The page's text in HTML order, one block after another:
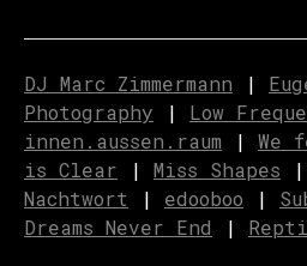
DJ Marc Zimmermann |
Photography | Low
innen.aussen.raum | We
is Clear | Miss Shapes |
Nachtwort | edooboo |
Dreams Never End |